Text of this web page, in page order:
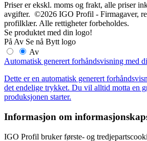
Priser er ekskl. moms og frakt, alle priser
avgifter. ©2026 IGO Profil - Firmagaver,
profilklær. Alle rettigheter forbeholdes.
Se produktet med din logo!
PåAv Se nå Bytt logo
Av
Automatisk generert forhåndsvisning med
Dette er en automatisk generert
det endelige trykket. Du vil alltid motta en
produksjonen starter.
Informasjon om
IGO Profil bruker første- og